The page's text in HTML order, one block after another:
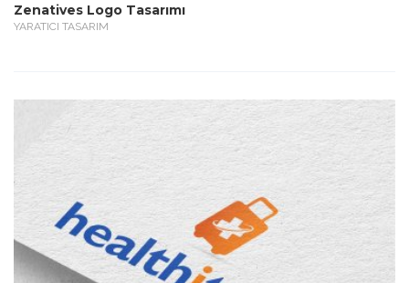
Zenatives Logo Tasarımı
YARATICI TASARIM